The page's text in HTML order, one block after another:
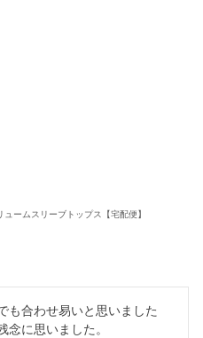
ームスリーブトップス【宅配便】
も合わせ易いと思いました
念に思いました。